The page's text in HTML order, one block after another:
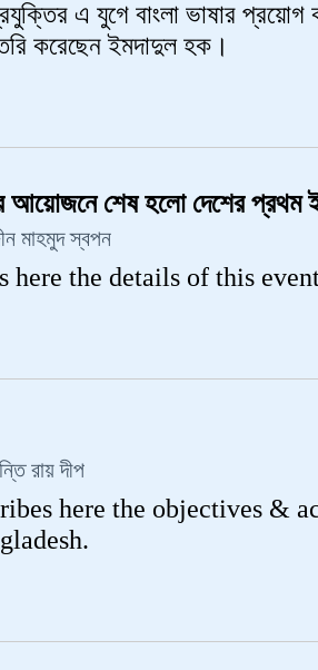
এ যুগে বাংলা ভাষার প্রয়োগ
করেছেন ইমদাদুল হক।
আয়োজনে শেষ হলো দেশের প্রথম
মাহমুদ স্বপন
here the details of this
রায় দীপ
here the objectives &